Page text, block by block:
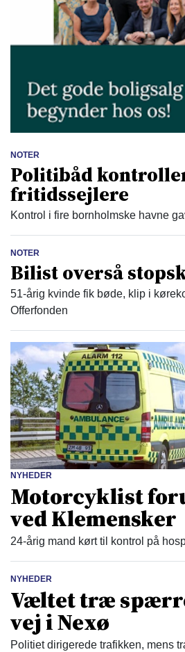
NOTER
Politibåd
fritidssejlere
Kontrol i fire bornholmske havne
NOTER
Bilist overså
51-årig kvinde fik bøde, klip i
Offerfonden
NYHEDER
Motorcyklist
ved Klemensker
24-årig mand kørt til kontrol på
NYHEDER
Væltet træ
vej i Nexø
Politiet dirigerede trafikken, mens